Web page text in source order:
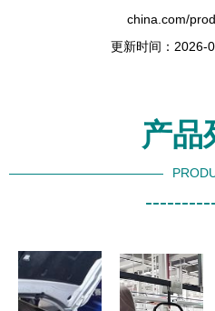
china.com/
更新时间：2026-
产品